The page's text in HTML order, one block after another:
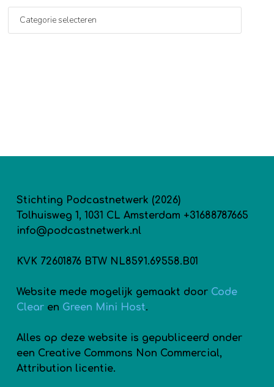
Stichting Podcastnetwerk (2026)
Tolhuisweg 1, 1031 CL Amsterdam +31688787665
info@podcastnetwerk.nl
KVK 72601876 BTW NL8591.69558.B01
Website mede mogelijk gemaakt door Code
Clearen Green Mini Host.
Alles op deze website is gepubliceerd onder
een Creative Commons Non Commercial,
Attribution licentie.